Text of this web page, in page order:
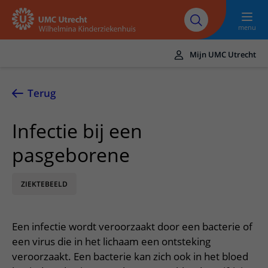
Naar hoofdinhoud
UMC
Utrecht
Research
Steun het
WKZ
menu
UMC Utrecht
Onze zorg
Ziektebeelden
Onderzoeken
Specialismen
Poliklinieken
Voor patiënten
Ik heb een afspraak op de polikliniek
Mijn kind heeft een (dag)opname
Mijn kind ligt op de IC
Samenwerking
Historie WKZ
Spoed
Adres en route
Meer UMC Utrecht
Mijn UMC Utrecht
Terug
Infectie bij een
pasgeborene
ZIEKTEBEELD
Een infectie wordt veroorzaakt door een bacterie of
een virus die in het lichaam een ontsteking
veroorzaakt. Een bacterie kan zich ook in het bloed